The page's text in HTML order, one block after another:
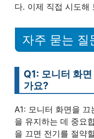
다. 이제 직접 시도해
자주 묻는 질
Q1: 모니터 화
가요?
A1: 모니터 화면을
을 유지하는 데 중요
을 끄면 전기를 절약